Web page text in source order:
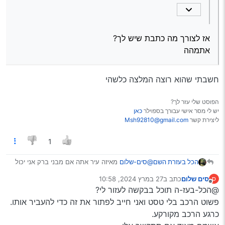
אז לצורך מה כתבת שיש לך?
אתמהה
חשבתי שהוא רוצה המלצה כלשהי
הפוסט שלי עזר לך?
יש לי מסר אישי עבורך בספוילר כאן
ליצירת קשר Msh92810@gmail.com
1
הכל בעזרת השם@סים-שלום מאיזה עיר אתה אם מבני ברק אני יכול
ס
מנותק
סים שלוםכתב ב27 במרץ 2024, 10:58
נערך לאחרונה על ידי
@הכל-בעז-ה תוכל בבקשה לעזור לי?
פשוט הרכב בלי טסט ואני חייב לפתור את זה כדי להעביר אותו.
כרגע הרכב מקורקע.